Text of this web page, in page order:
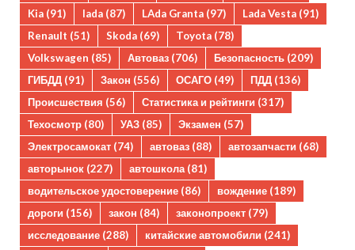
Kia (91) lada (87) LAda Granta (97) Lada Vesta (91)
Renault (51) Skoda (69) Toyota (78)
Volkswagen (85) Автоваз (706) Безопасность (209)
ГИБДД (91) Закон (556) ОСАГО (49) ПДД (136)
Происшествия (56) Статистика и рейтинги (317)
Техосмотр (80) УАЗ (85) Экзамен (57)
Электросамокат (74) автоваз (88) автозапчасти (68)
авторынок (227) автошкола(81)
водительское удостоверение (86) вождение (189)
дороги (156) закон (84) законопроект (79)
исследование (288) китайские автомобили (241)